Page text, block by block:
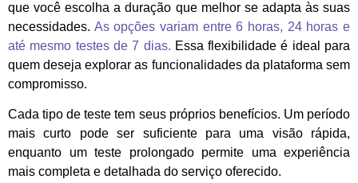
que você escolha a duração que melhor se adapta às suas
necessidades. As opções variam entre 6 horas, 24 horas e
até mesmo testes de 7 dias. Essa flexibilidade é ideal para
quem deseja explorar as funcionalidades da plataforma sem
compromisso.
Cada tipo de teste tem seus próprios benefícios. Um período
mais curto pode ser suficiente para uma visão rápida,
enquanto um teste prolongado permite uma experiência
mais completa e detalhada do serviço oferecido.